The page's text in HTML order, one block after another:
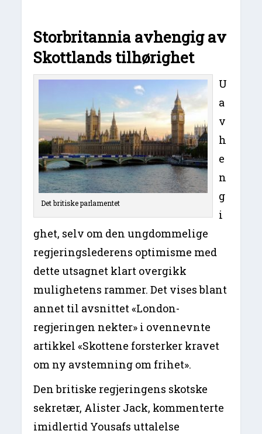
Storbritannia avhengig av
Skottlands tilhørighet
Det britiske parlamentet
U
a
v
h
e
n
g
i
ghet, selv om den ungdommelige
regjeringslederens optimisme med
dette utsagnet klart overgikk
mulighetens rammer. Det vises blant
annet til avsnittet «London-
regjeringen nekter» i ovennevnte
artikkel «Skottene forsterker kravet
om ny avstemning om frihet».
Den britiske regjeringens skotske
sekretær, Alister Jack, kommenterte
imidlertid Yousafs uttalelse